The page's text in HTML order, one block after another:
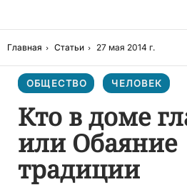
Главная Статьи 27 мая 2014 г.
ОБЩЕСТВО ЧЕЛОВЕК
Кто в доме
или Обаяние
традиции